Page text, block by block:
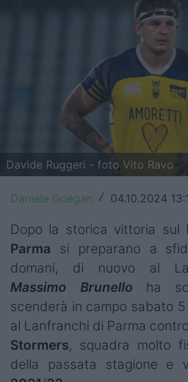
United Rugby
Premiership
Champions Cup
Rugby World Cup
Super Rugby
Rugby in TV
Mercato
Serie A Elite
Davide Ruggeri - foto Vito Ravo
Daniele Goegan / 04.10.2024
Dopo la storica vittoria sul
Parma si preparano a
domani, di nuovo al
Massimo Brunello ha
scenderà in campo sabato
al Lanfranchi di Parma
Stormers, squadra molto
della passata stagione e